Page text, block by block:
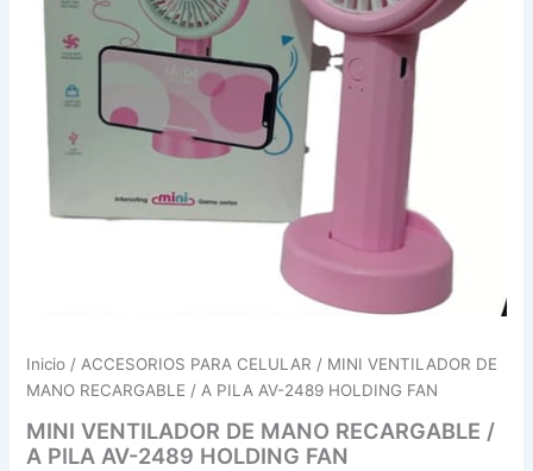
Inicio / ACCESORIOS PARA CELULAR / MINI VENTILADOR DE
MANO RECARGABLE / A PILA AV-2489 HOLDING FAN
MINI VENTILADOR DE MANO RECARGABLE /
A PILA AV-2489 HOLDING FAN
HOLDING